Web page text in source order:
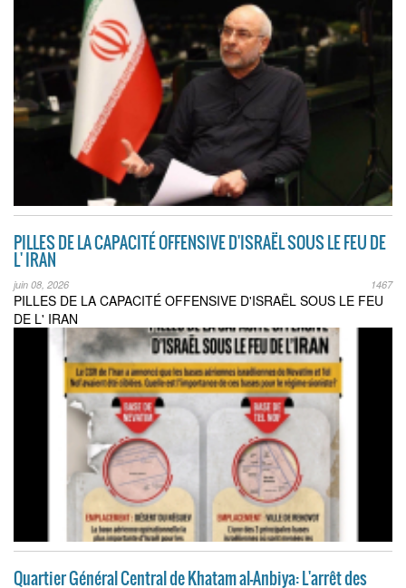
PILLES DE LA CAPACITÉ OFFENSIVE D'ISRAËL SOUS LE FEU DE
L' IRAN
juin 08, 2026 1467
PILLES DE LA CAPACITÉ OFFENSIVE D'ISRAËL SOUS LE FEU
DE L' IRAN
Quartier Général Central de Khatam al-Anbiya: L'arrêt des